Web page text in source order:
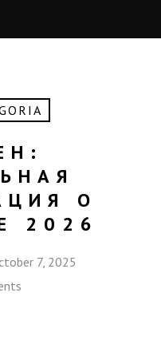
О
2026
7, 2025